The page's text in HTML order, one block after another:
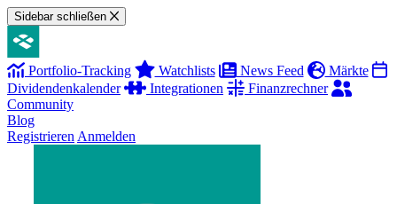
Sidebar schließen
Portfolio-Tracking Watchlists News Feed
Märkte
Dividendenkalender
Integrationen
Finanzrechner
Community
Blog
Registrieren Anmelden